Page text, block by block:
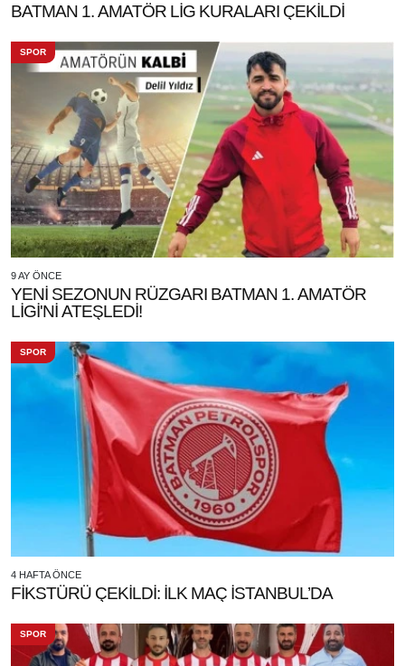
BATMAN 1. AMATÖR LİG KURALARI ÇEKİLDİ
SPOR
9 AY ÖNCE
YENİ SEZONUN RÜZGARI BATMAN 1. AMATÖR
LİGİ'Nİ ATEŞLEDİ!
SPOR
4 HAFTA ÖNCE
FİKSTÜRÜ ÇEKİLDİ: İLK MAÇ İSTANBUL’DA
SPOR